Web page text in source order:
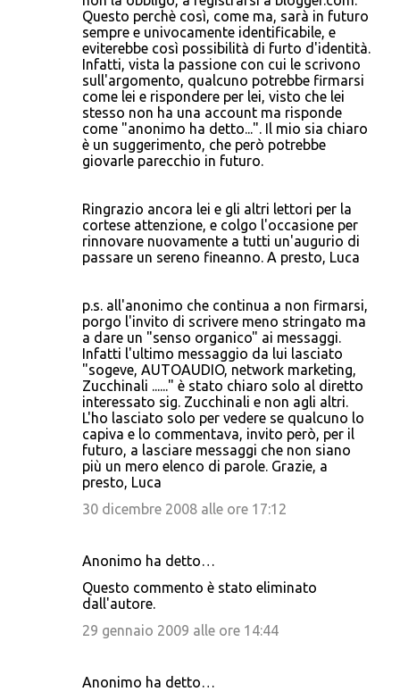
Questo perchè così, come ma, sarà in futuro
sempre e univocamente identificabile, e
eviterebbe così possibilità di furto d'identità.
Infatti, vista la passione con cui le scrivono
sull'argomento, qualcuno potrebbe firmarsi
come lei e rispondere per lei, visto che lei
stesso non ha una account ma risponde
come "anonimo ha detto...". Il mio sia chiaro
è un suggerimento, che però potrebbe
giovarle parecchio in futuro.
Ringrazio ancora lei e gli altri lettori per la
cortese attenzione, e colgo l'occasione per
rinnovare nuovamente a tutti un'augurio di
passare un sereno fineanno. A presto, Luca
p.s. all'anonimo che continua a non firmarsi,
porgo l'invito di scrivere meno stringato ma
a dare un "senso organico" ai messaggi.
Infatti l'ultimo messaggio da lui lasciato
"sogeve, AUTOAUDIO, network marketing,
Zucchinali ......" è stato chiaro solo al diretto
interessato sig. Zucchinali e non agli altri.
L'ho lasciato solo per vedere se qualcuno lo
capiva e lo commentava, invito però, per il
futuro, a lasciare messaggi che non siano
più un mero elenco di parole. Grazie, a
presto, Luca
30 dicembre 2008 alle ore 17:12
Anonimo ha detto…
Questo commento è stato eliminato
dall'autore.
29 gennaio 2009 alle ore 14:44
Anonimo ha detto…